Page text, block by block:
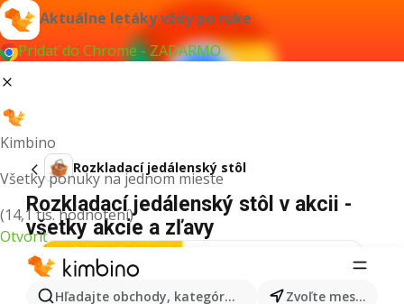
Aktuálne letáky vždy po ruke
Pridať do Chrome - ZADARMO
Kimbino
Všetky ponuky na jednom mieste
(14,1 tis. hodnotení)
Otvoriť
Hľadajte obchody, kategórie, produkty... Zvoľte mesto
Rozkladací jedálenský stôl
Rozkladací jedálenský stôl v akcii -
všetky akcie a zľavy